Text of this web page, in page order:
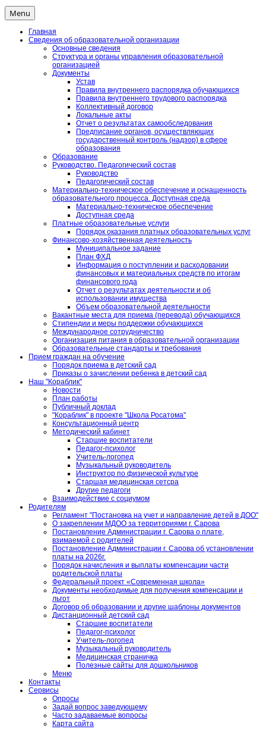
Menu
Главная
Сведения об образовательной организации
Основные сведения
Структура и органы управления образовательной
организацией
Документы
Устав
Правила внутреннего распорядка обучающихся
Правила внутреннего трудового распорядка
Коллективный договор
Локальные акты
Отчет о результатах самообследования
Предписание органов, осуществляющих
государственный контроль (надзор) в сфере
образования
Образование
Руководство. Педагогический состав
Руководство
Педагогический состав
Материально-техническое обеспечение и оснащенность
образовательного процесса. Доступная среда
Материально-техническое обеспечение
Доступная среда
Платные образовательные услуги
Порядок оказания платных образовательных услуг
Финансово-хозяйственная деятельность
Муниципальное задание
План ФХД
Информация о поступлении и расходовании
финансовых и материальных средств по итогам
финансового года
Отчет о результатах деятельности и об
использовании имущества
Объем образовательной деятельности
Вакантные места для приема (перевода) обучающихся
Стипендии и меры поддержки обучающихся
Международное сотрудничество
Организация питания в образовательной организации
Образовательные стандарты и требования
Прием граждан на обучение
Порядок приема в детский сад
Приказы о зачислении ребенка в детский сад
Наш "Кораблик"
Новости
План работы
Публичный доклад
"Кораблик" в проекте "Школа Росатома"
Консультационный центр
Методический кабинет
Старшие воспитатели
Педагог-психолог
Учитель-логопед
Музыкальный руководитель
Инструктор по физической культуре
Старшая медицинская сетсра
Другие педагоги
Взаимодействие с социумом
Родителям
Регламент "Постановка на учет и направление детей в ДОО"
О закреплении МДОО за территориями г. Сарова
Постановление Администрации г. Сарова о плате,
взимаемой с родителей
Постановление Администрации г. Сарова об установлении
платы на 2026г.
Порядок начисления и выплаты компенсации части
родительской платы
Федеральный проект «Современная школа»
Документы необходимые для получения компенсации и
льгот
Договор об образовании и другие шаблоны документов
Дистанционный детский сад
Старшие воспитатели
Педагог-психолог
Учитель-логопед
Музыкальный руководитель
Медицинская страничка
Полезные сайты для дошкольников
Меню
Контакты
Сервисы
Опросы
Задай вопрос заведующему
Часто задаваемые вопросы
Карта сайта